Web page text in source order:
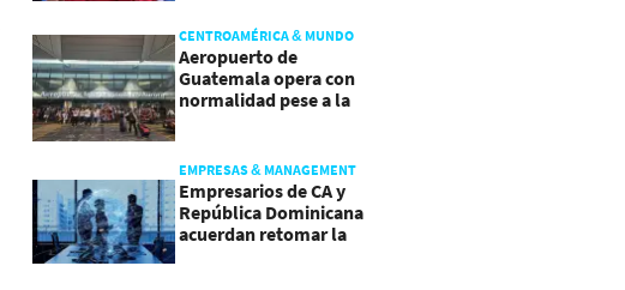
CENTROAMÉRICA & MUNDO
Aeropuerto de
Guatemala opera con
normalidad pese a la
EMPRESAS & MANAGEMENT
Empresarios de CA y
República Dominicana
acuerdan retomar la